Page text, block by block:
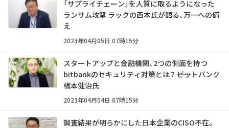
「サプライチェーン」を人質に取るようになった
ランサム攻撃 ――ラックの西本氏が語る、万一への備
え
2023年04月05日 07時15分
スタートアップと金融機関、2つの側面を持つ
bitbankのセキュリティ対策とは？ ――ビットバンク
橋本健治氏
2023年04月04日 07時15分
調査結果が明らかにした日本企業のCISO不在。